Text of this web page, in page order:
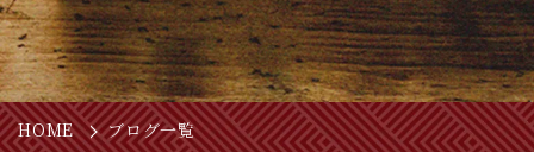
HOME
ブログ一覧